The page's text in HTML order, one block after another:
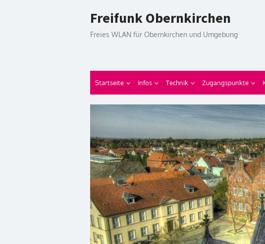
to
Freifunk Obernkirchen
Freies WLAN für Obernkirchen und Umgebung
Startseite Infos Technik Zugangspunkte